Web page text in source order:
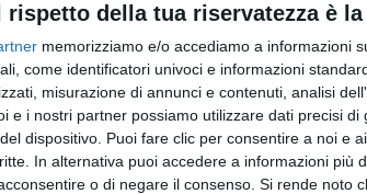
rispetto della tua riservatezza è
memorizziamo e/o accediamo a informazioni
come identificatori univoci e informazioni
misurazione di annunci e contenuti, analisi
e i nostri partner possiamo utilizzare dati precisi di
dispositivo. Puoi fare clic per consentire a noi e
In alternativa puoi accedere a informazioni più
o di negare il consenso. Si rende noto
554 grammi di cibo a persona, secondo il
Il Caso Italia 2026, diffuso in occasione della
supera 5 milioni di tonnellate ogni anno,
quotidiana che riguarda tutte le famiglie e
lo spreco domestico supera la media